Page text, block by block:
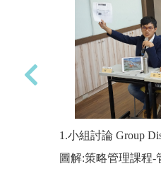
2、傳統面對面講述法。
傳統面對面講述法是老師
學生被動接受，通常以講
1.小組討論 Group
圖解:策略管理課程-